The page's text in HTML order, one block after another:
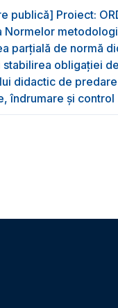
publică] Proiect:
Normelor
parțială de normă
stabilirea obligaţiei
didactic de
îndrumare și control